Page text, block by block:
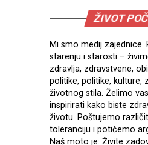
ŽIVOT
Mi smo medij zajednice.
starenju i starosti –
zdravlja, zdravstvene,
politike, politike, kulture,
životnog stila. Želimo
inspirirati kako biste
životu. Poštujemo
toleranciju i potičemo
Naš moto je: Živite